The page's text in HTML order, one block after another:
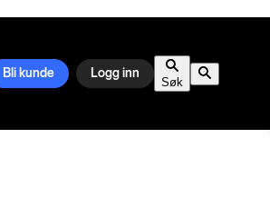
Bli kunde Logg inn
Søk